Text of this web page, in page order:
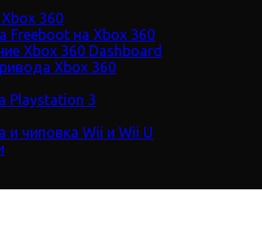
360
Freeboot на Xbox 360
Xbox 360 Dashboard
Xbox 360
Playstation 3
и чиповка Wii и Wii U